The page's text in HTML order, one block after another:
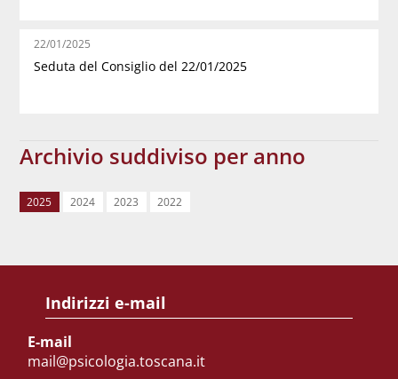
22/01/2025
Seduta del Consiglio del 22/01/2025
Archivio suddiviso per anno
2025 2024 2023 2022
Indirizzi e-mail
E-mail
mail@psicologia.toscana.it